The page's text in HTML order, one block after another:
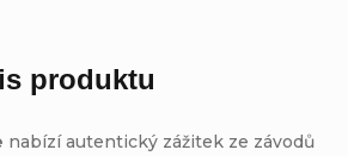
produktu
nabízí autentický zážitek ze závodů